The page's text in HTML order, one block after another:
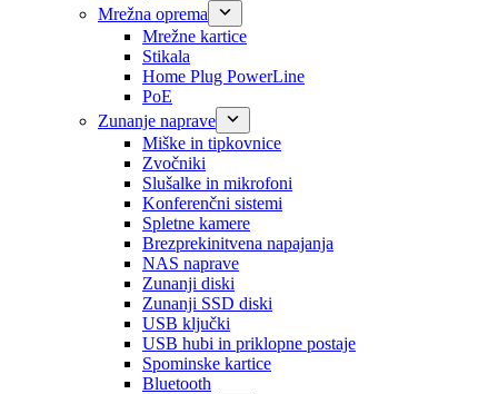
Mrežna oprema
Mrežne kartice
Stikala
Home Plug PowerLine
PoE
Zunanje naprave
Miške in tipkovnice
Zvočniki
Slušalke in mikrofoni
Konferenčni sistemi
Spletne kamere
Brezprekinitvena napajanja
NAS naprave
Zunanji diski
Zunanji SSD diski
USB ključki
USB hubi in priklopne postaje
Spominske kartice
Bluetooth